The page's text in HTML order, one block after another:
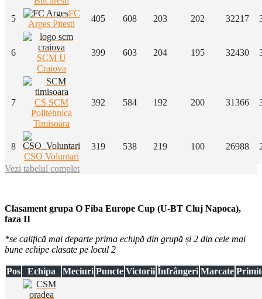
5
FC
Arges Pitesti
405 608 203 202 32217
6
SCM U
Craiova
399 603 204 195 32430
7
CS SCM
Politehnica
Timisoara
392 584 192 200 31366
8
CSO Voluntari
319 538 219 100 26988
Vezi tabelul complet
Clasament grupa O Fiba Europe Cup (U-BT Cluj Napoca),
faza II
*se califică mai departe prima echipă din grupă și 2 din cele mai
bune echipe clasate pe locul 2
Pos Echipa Meciuri Puncte Victorii Înfrângeri Marcate